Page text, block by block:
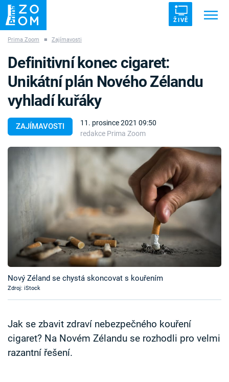
ŽIVĚ
ZÁHADY VETŘELCI DÁVNOVĚKU
Témata
Témata
TV Program
Časopis
Sledujte prima+
Sledujte nás
Prima Zoom ■ Zajímavosti
ZAJÍMAVOSTI
11. prosince 2021 09:50
redakce Prima Zoom
Definitivní konec cigaret:
Unikátní plán Nového Zélandu
vyhladí kuřáky
Nový Zéland se chystá skoncovat s kouřením
Zdroj: iStock
Jak se zbavit zdraví nebezpečného kouření
cigaret? Na Novém Zélandu se rozhodli pro velmi
razantní řešení.